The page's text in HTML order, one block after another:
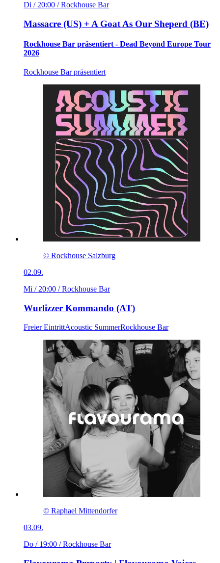
Di / 20:00 / Rockhouse Bar
Massacre (US) + A Goat As Our Sheperd (BE)
Rockhouse Bar präsentiert - Dead Beyond Europe Tour
2026
Rockhouse Bar präsentiert
© Rockhouse Salzburg
02.09.
Mi / 20:00 / Rockhouse Bar
Wurlizzer Kommando (AT)
Freier EintrittAcoustic SummerRockhouse Bar
© Raphael Mittendorfer
03.09.
Do / 19:00 / Rockhouse Bar